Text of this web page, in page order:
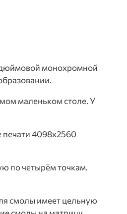
дюймовой монохромной
маленьком столе. У
4098х2560
по четырём точкам.
смолы имеет цельную